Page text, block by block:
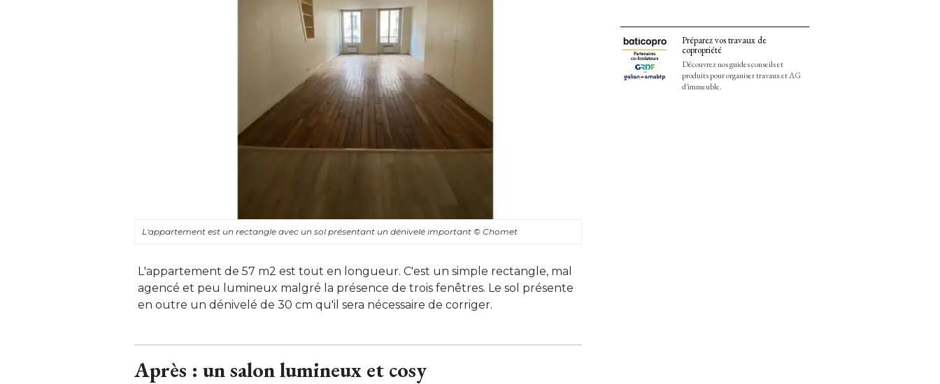
L'appartement est un rectangle avec un sol présentant un dénivelé important© Chomet
L'appartement de 57 m2 est tout en longueur. C'est un simple rectangle, mal
agencé et peu lumineux malgré la présence de trois fenêtres. Le sol présente
en outre un dénivelé de 30 cm qu'il sera nécessaire de corriger.
Après : un salon lumineux et cosy
Préparez vos travaux de
copropriété
Découvrez nos guides conseils et
produits pour organiser travaux et AG
d'immeuble.